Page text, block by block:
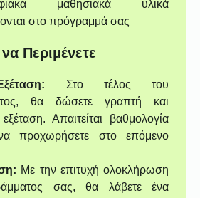
μαθησιακά υλικά
στο πρόγραμμά σας
να Περιμένετε
Στο τέλος του
θα δώσετε γραπτή και
Απαιτείται βαθμολογία
προχωρήσετε στο επόμενο
Με την επιτυχή ολοκλήρωση
σας, θα λάβετε ένα